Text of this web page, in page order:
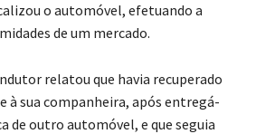
o automóvel, efetuando a
de um mercado.
relatou que havia recuperado
à sua companheira, após entregá-
de outro automóvel, e que seguia